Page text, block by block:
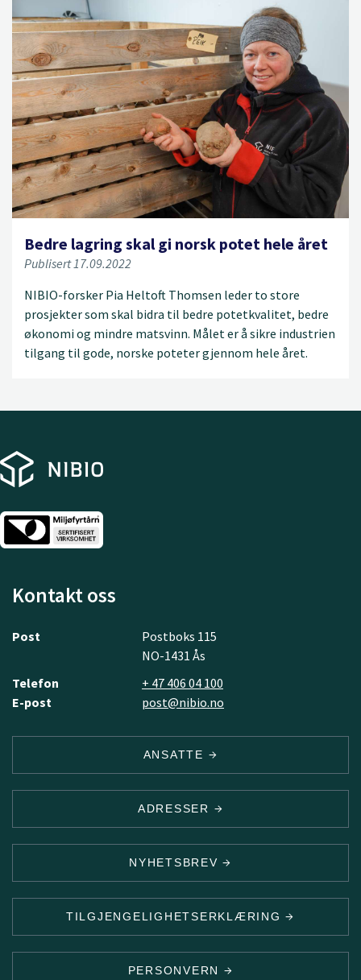
Bedre lagring skal gi norsk potet hele året
Publisert 17.09.2022
NIBIO-forsker Pia Heltoft Thomsen leder to store
prosjekter som skal bidra til bedre potetkvalitet, bedre
økonomi og mindre matsvinn. Målet er å sikre industrien
tilgang til gode, norske poteter gjennom hele året.
Kontakt oss
Post
Postboks 115
NO-1431 Ås
Telefon
+ 47 406 04 100
E-post
post@nibio.no
ANSATTE
ADRESSER
NYHETSBREV
TILGJENGELIGHETSERKLÆRING
PERSONVERN